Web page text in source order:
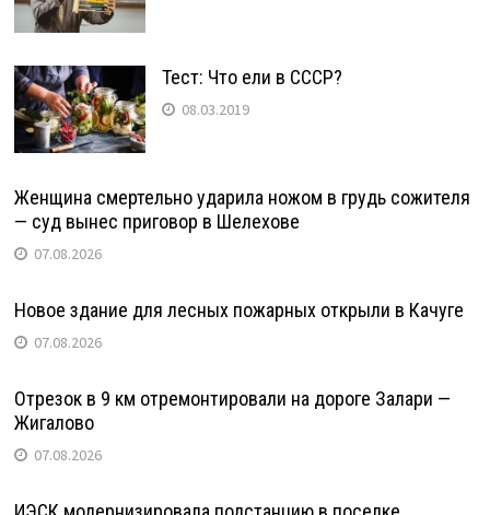
Тест: Что ели в СССР?
08.03.2019
Женщина смертельно ударила ножом в грудь сожителя
— суд вынес приговор в Шелехове
07.08.2026
Новое здание для лесных пожарных открыли в Качуге
07.08.2026
Отрезок в 9 км отремонтировали на дороге Залари —
Жигалово
07.08.2026